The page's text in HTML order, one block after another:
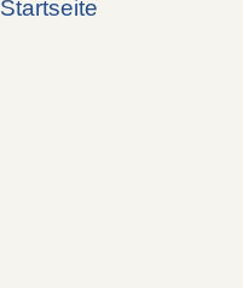
Startseite